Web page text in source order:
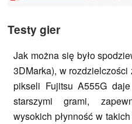
Testy gier
Jak można się było
3DMarka), w
pikseli Fujitsu A555G
starszymi grami,
wysokich płynność w